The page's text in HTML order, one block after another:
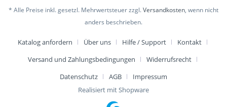
* Alle Preise inkl. gesetzl. Mehrwertsteuer zzgl.Versandkosten, wenn nicht
anders beschrieben.
Katalog anfordern Über uns Hilfe / Support
Kontakt
Versand und Zahlungsbedingungen
Widerrufsrecht
Datenschutz
AGB
Impressum
Realisiert mit Shopware